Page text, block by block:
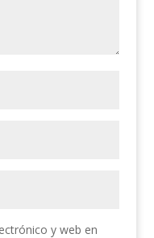
y web en